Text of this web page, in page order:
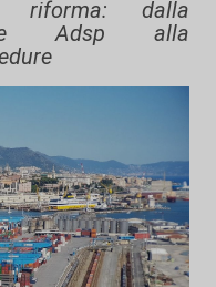
riforma: dalla
Adsp alla